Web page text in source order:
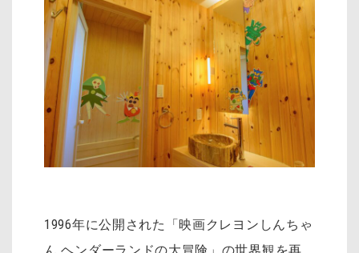
1996年に公開された「映画クレヨンしんちゃ